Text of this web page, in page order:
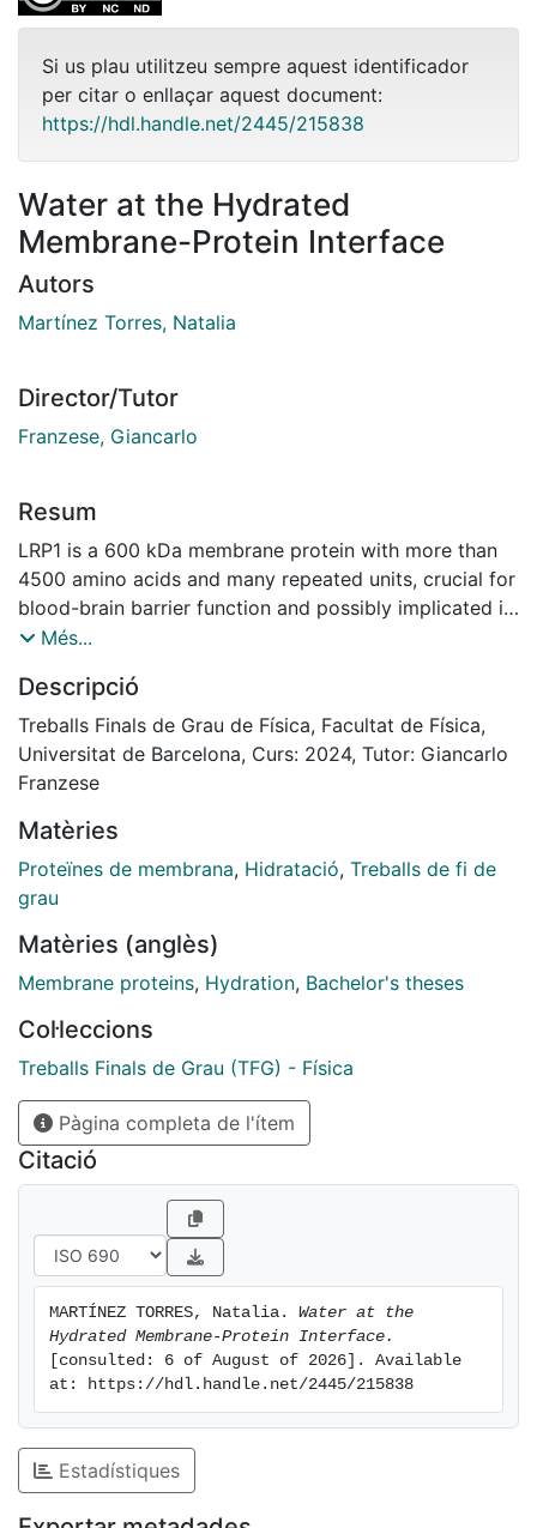
Si us plau utilitzeu sempre aquest identificador
per citar o enllaçar aquest document:
https://hdl.handle.net/2445/215838
Water at the Hydrated
Membrane-Protein Interface
Autors
Martínez Torres, Natalia
Director/Tutor
Franzese, Giancarlo
Resum
LRP1 is a 600 kDa membrane protein with more than
4500 amino acids and many repeated units, crucial for
blood-brain barrier function and possibly implicated in
Alzheimer’s disease. We analyze its hydration
simulations data produced for all-atom models of the
separate units suspended in water. We focus on six
amino acids that preserve their position in the units.
We show evidence that their average interaction with
protein structure, at least for one of the amino acids.
This observation highlights that the hydration property
is, in principle, context-dependent and does not
Therefore, in developing coarse-grained models for
large-scale simulations based on effective
that could be relevant in large-scale numerical studies
of LRP1 within the general context of finding new
treatments for neurodegenerative diseases.
Més...
Descripció
Treballs Finals de Grau de Física, Facultat de Física,
Universitat de Barcelona, Curs: 2024, Tutor: Giancarlo
Franzese
Matèries
Proteïnes de membrana, Hidratació, Treballs de fi de
grau
Matèries (anglès)
Membrane proteins, Hydration, Bachelor's theses
Col·leccions
Treballs Finals de Grau (TFG) - Física
Pàgina completa de l'ítem
Citació
MARTÍNEZ TORRES, Natalia. Water at the
Hydrated Membrane-Protein Interface.
[consulted: 6 of August of 2026]. Available
at: https://hdl.handle.net/2445/215838
Estadístiques